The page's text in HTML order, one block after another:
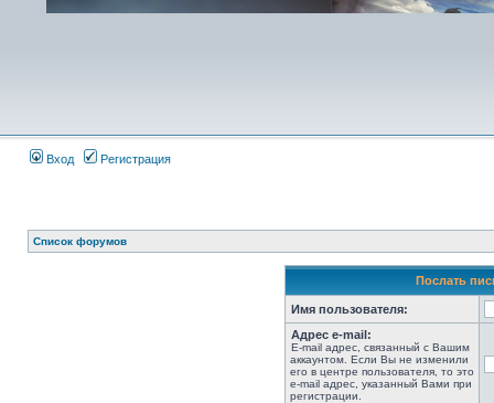
Вход Регистрация
Список форумов
Послать
Имя пользователя:
Адрес e-mail:
E-mail адрес, связанный с Вашим
аккаунтом. Если Вы не изменили
его в центре пользователя, то это
e-mail адрес, указанный Вами при
регистрации.